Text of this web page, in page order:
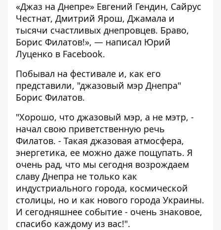
«Джаз на Днепре» Евгений Гендин, Сайрус
Честнат, Дмитрий Ярош, Джамала и
тысячи счастливых днепровцев. Браво,
Борис Филатов!», — написал Юрий
Луценко в Facebook.
Побывал на фестивале и, как его
представили, "джазовый мэр Днепра"
Борис Филатов.
"Хорошо, что джазовый мэр, а не мэтр, -
начал свою приветственную речь
Филатов. - Такая джазовая атмосфера,
энергетика, ее можно даже пощупать. Я
очень рад, что мы сегодня возрождаем
славу Днепра не только как
индустриального города, космической
столицы, но и как нового города Украины.
И сегодняшнее событие - очень знаковое,
спасибо каждому из вас!".